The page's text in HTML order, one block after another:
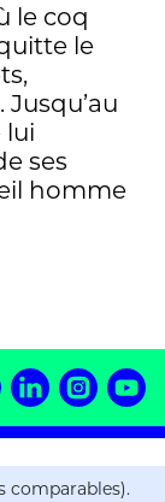
le coq
le
lui
ses
homme
comparables).